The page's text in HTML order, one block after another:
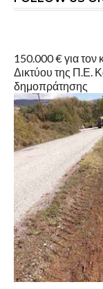
150.000 € για
Δικτύου της Π.Ε.
δημοπράτησης